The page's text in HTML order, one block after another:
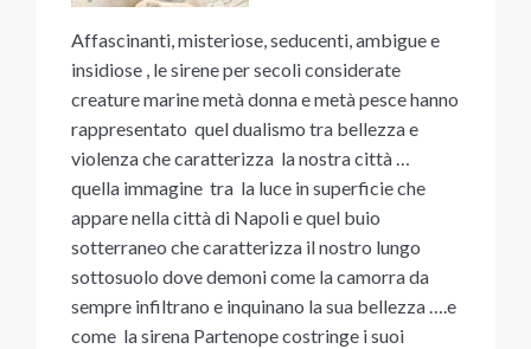
Affascinanti, misteriose, seducenti, ambigue e
insidiose , le sirene per secoli considerate
creature marine metà donna e metà pesce hanno
rappresentato quel dualismo tra bellezza e
violenza che caratterizza la nostra città …
quella immagine tra la luce in superficie che
appare nella città di Napoli e quel buio
sotterraneo che caratterizza il nostro lungo
sottosuolo dove demoni come la camorra da
sempre infiltrano e inquinano la sua bellezza ….e
come la sirena Partenope costringe i suoi